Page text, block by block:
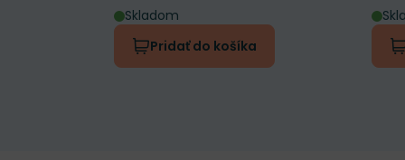
Skladom
Pridať do košíka